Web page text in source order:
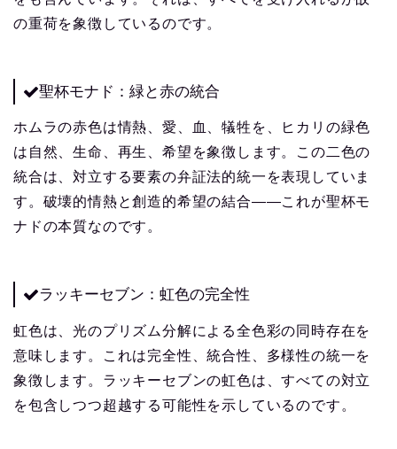
の重荷を象徴しているのです。
聖杯モナド：緑と赤の統合
ホムラの赤色は情熱、愛、血、犠牲を、ヒカリの緑色
は自然、生命、再生、希望を象徴します。この二色の
統合は、対立する要素の弁証法的統一を表現していま
す。破壊的情熱と創造的希望の結合——これが聖杯モ
ナドの本質なのです。
ラッキーセブン：虹色の完全性
虹色は、光のプリズム分解による全色彩の同時存在を
意味します。これは完全性、統合性、多様性の統一を
象徴します。ラッキーセブンの虹色は、すべての対立
を包含しつつ超越する可能性を示しているのです。